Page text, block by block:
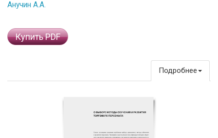
Анучин А.А.
Купить PDF
Подробнее